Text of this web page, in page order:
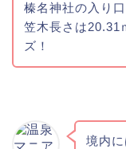
榛名神社の入り
笠木長さは20.31
ズ！
境内